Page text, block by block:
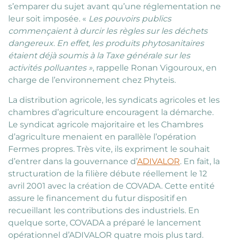
s’emparer du sujet avant qu’une réglementation ne
leur soit imposée. « Les pouvoirs publics
commençaient à durcir les règles sur les déchets
dangereux. En effet, les produits phytosanitaires
étaient déjà soumis à la Taxe générale sur les
activités polluantes », rappelle Ronan Vigouroux, en
charge de l’environnement chez Phyteis.
La distribution agricole, les syndicats agricoles et les
chambres d’agriculture encouragent la démarche.
Le syndicat agricole majoritaire et les Chambres
d’agriculture menaient en parallèle l’opération
Fermes propres. Très vite, ils expriment le souhait
d’entrer dans la gouvernance d’ADIVALOR. En fait, la
structuration de la filière débute réellement le 12
avril 2001 avec la création de COVADA. Cette entité
assure le financement du futur dispositif en
recueillant les contributions des industriels. En
quelque sorte, COVADA a préparé le lancement
opérationnel d’ADIVALOR quatre mois plus tard.